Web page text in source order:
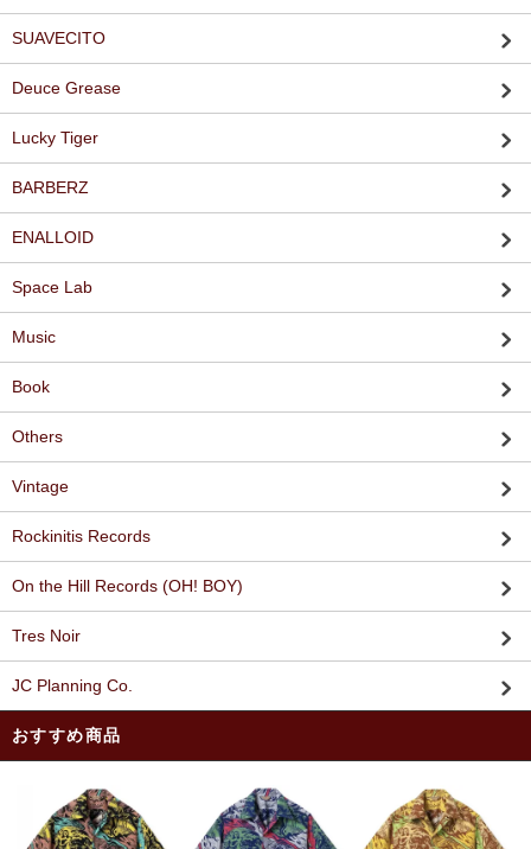
SUAVECITO
Deuce Grease
Lucky Tiger
BARBERZ
ENALLOID
Space Lab
Music
Book
Others
Vintage
Rockinitis Records
On the Hill Records (OH! BOY)
Tres Noir
JC Planning Co.
おすすめ商品